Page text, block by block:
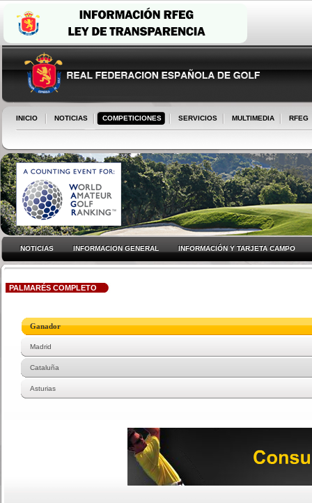
INICIO NOTICIAS COMPETICIONES SERVICIOS MULTIMEDIA RFEG
NOTICIAS INFORMACION GENERAL INFORMACIÓN Y TARJETA CAMPO
PALMARÉS COMPLETO
Ganador
Madrid
Cataluña
Asturias